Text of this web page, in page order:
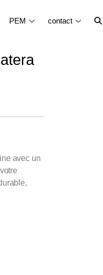
PEM contact
avec un